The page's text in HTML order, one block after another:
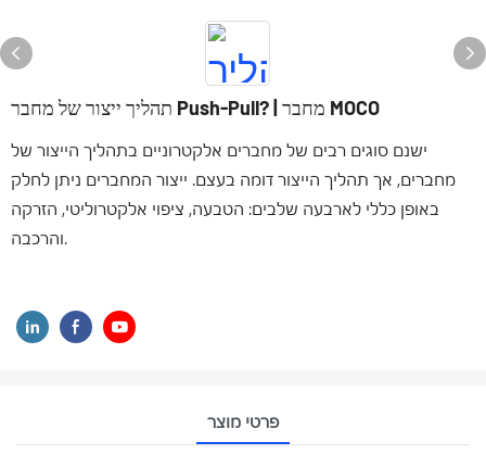
תהליך ייצור של מחבר Push-Pull? | מחבר MOCO
ישנם סוגים רבים של מחברים אלקטרוניים בתהליך הייצור של
מחברים, אך תהליך הייצור דומה בעצם. ייצור המחברים ניתן לחלק
באופן כללי לארבעה שלבים: הטבעה, ציפוי אלקטרוליטי, הזרקה
והרכבה.
פרטי מוצר